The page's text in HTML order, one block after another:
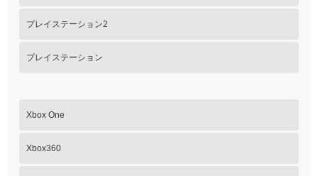
プレイステーション2
プレイステーション
Xbox One
Xbox360